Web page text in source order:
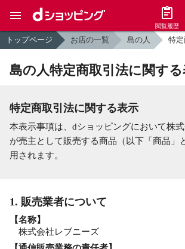
閲覧履歴
トップページ お店の一覧 島の人 特
島の人特定商取引法に関す
特定商取引法に関する表示
本表示事項は、dショッピングにおいて株
が売主として販売する商品（以下「商品」
用されます。
1. 販売業者について
【名称】
株式会社レブニーズ